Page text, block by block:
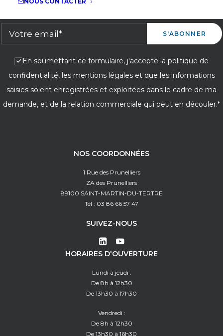
En soumettant ce formulaire, j'accepte la politique de
confidentialité, les mentions légales et que les informations
saisies soient enregistrées et exploitées dans le cadre de ma
demande, et de la relation commerciale qui peut en découler.*
NOS COORDONNÉES
1 Rue des Prunelliers
ZA des Prunelliers
89100 SAINT-MARTIN-DU-TERTRE
Tél : 03 86 66 57 47
SUIVEZ-NOUS
HORAIRES D'OUVERTURE
Lundi à jeudi :
De 8h à 12h30
De 13h30 à 17h30
Vendredi :
De 8h à 12h30
De 13h30 à 16h30